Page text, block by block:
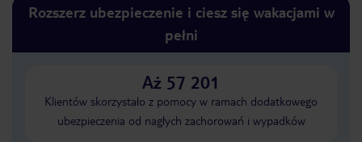
Rozszerz ubezpieczenie i ciesz się wakacjami w
pełni
Aż 57 201
Klientów skorzystało z pomocy w ramach dodatkowego
ubezpieczenia od nagłych zachorowań i wypadków